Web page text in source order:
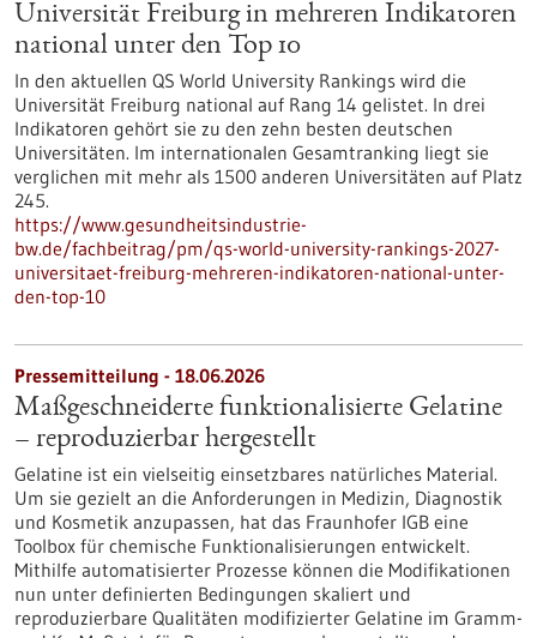
Universität Freiburg in mehreren Indikatoren
national unter den Top 10
In den aktuellen QS World University Rankings wird die
Universität Freiburg national auf Rang 14 gelistet. In drei
Indikatoren gehört sie zu den zehn besten deutschen
Universitäten. Im internationalen Gesamtranking liegt sie
verglichen mit mehr als 1500 anderen Universitäten auf Platz
245.
https://www.gesundheitsindustrie-
bw.de/fachbeitrag/pm/qs-world-university-rankings-2027-
universitaet-freiburg-mehreren-indikatoren-national-unter-
den-top-10
Pressemitteilung - 18.06.2026
Maßgeschneiderte funktionalisierte Gelatine
– reproduzierbar hergestellt
Gelatine ist ein vielseitig einsetzbares natürliches Material.
Um sie gezielt an die Anforderungen in Medizin, Diagnostik
und Kosmetik anzupassen, hat das Fraunhofer IGB eine
Toolbox für chemische Funktionalisierungen entwickelt.
Mithilfe automatisierter Prozesse können die Modifikationen
nun unter definierten Bedingungen skaliert und
reproduzierbare Qualitäten modifizierter Gelatine im Gramm-